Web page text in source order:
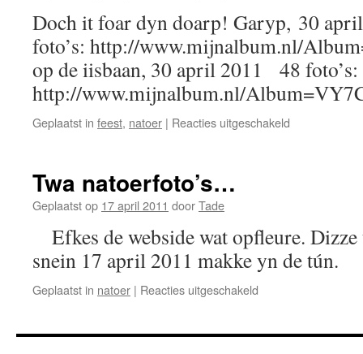
Doch it foar dyn doarp! Garyp, 30
foto’s: http://www.mijnalbum.nl/
op de iisbaan, 30 april 2011 48 foto’s:
http://www.mijnalbum.nl/
Geplaatst in feest, natoer | Reacties uitgeschakeld
30
april
2011
Twa natoerfoto’s…
Geplaatst op 17 april 2011 doorTade
Efkes de webside wat opfleure.
snein 17 april 2011 makke yn de tún.
Geplaatst in natoer | Reacties uitgeschakeld